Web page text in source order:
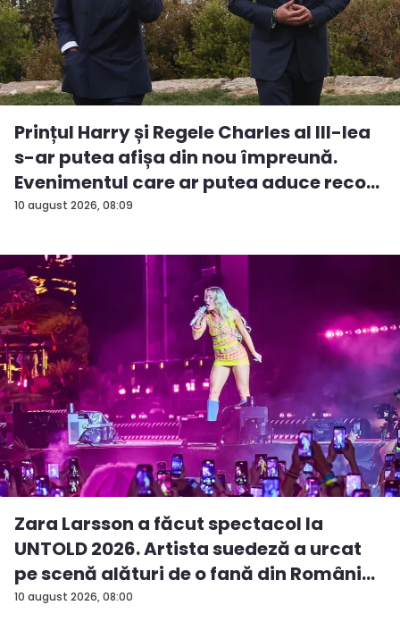
10 august 2026, 08:09
Prințul Harry și Regele Charles al III-lea
s-ar putea afișa din nou împreună.
Evenimentul care ar putea aduce reco...
10 august 2026, 08:00
Zara Larsson a făcut spectacol la
UNTOLD 2026. Artista suedeză a urcat
pe scenă alături de o fană din Români...